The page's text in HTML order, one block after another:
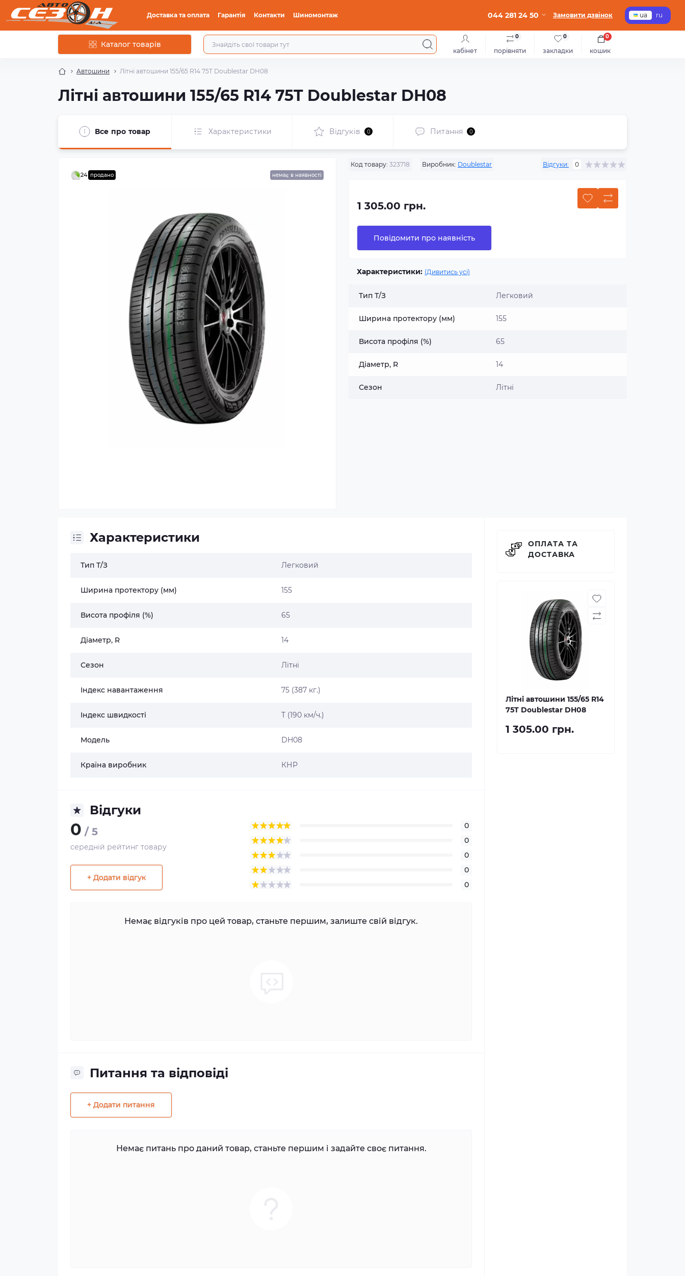
Доставка та оплата Гарантія Контакти Шиномонтаж 044 281 24 50 Замовити дзвінок ua ru
Каталог товарів
кабінет порівняти
0
закладки
0
кошик
0
Автошини Літні автошини 155/65 R14 75T Doublestar DH08
Літні автошини 155/65 R14 75T Doublestar DH08
Все про товар Характеристики Відгуків 0 Питання 0
24 продано немає в наявності
Код товару: 323718 Виробник: Doublestar Відгуки: 0
1 305.00 грн.
Повідомити про наявність
Характеристики: (Дивитись усі)
Тип Т/З Легковий
Ширина протектору (мм) 155
Висота профіля (%) 65
Діаметр, R 14
Сезон Літні
Характеристики
Тип Т/З Легковий
Ширина протектору (мм) 155
Висота профіля (%) 65
Діаметр, R 14
Сезон Літні
Індекс навантаження 75 (387 кг.)
Індекс швидкості T (190 км/ч.)
Модель DH08
Країна виробник КНР
Відгуки
0 / 5
середній рейтинг товару
+ Додати відгук
0
0
0
0
0
Немає відгуків про цей товар, станьте першим, залиште свій відгук.
Питання та відповіді
+ Додати питання
Немає питань про даний товар, станьте першим і задайте своє питання.
ОПЛАТА ТА
ДОСТАВКА
Літні автошини 155/65 R14
75T Doublestar DH08
1 305.00 грн.